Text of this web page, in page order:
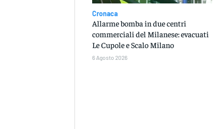
Cronaca
Allarme bomba in due centri
commerciali del Milanese: evacuati
Le Cupole e Scalo Milano
6 Agosto 2026